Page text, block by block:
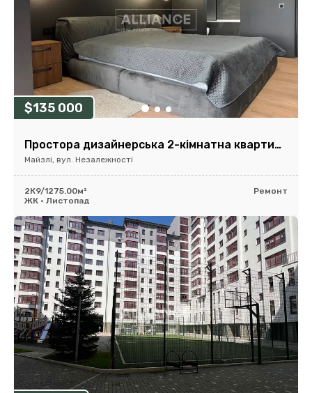
$135 000
Простора дизайнерська 2-кімнатна квартира в будинку бізнес-класу!
Майзлі, вул. Незалежності
2К9/1275.00м²
Ремонт
ЖК • Листопад